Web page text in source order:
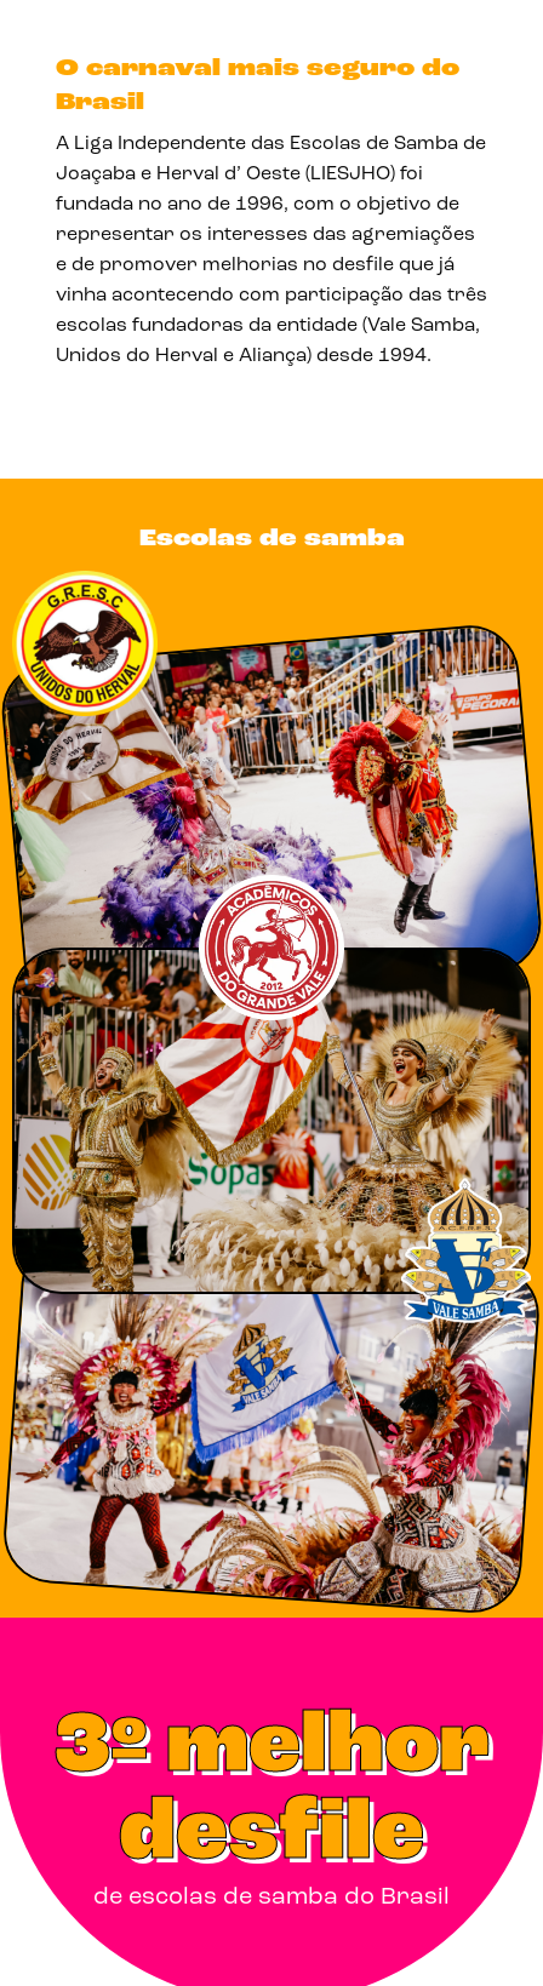
O carnaval mais seguro do
Brasil
A Liga Independente das Escolas de Samba de
Joaçaba e Herval d’ Oeste (LIESJHO) foi
fundada no ano de 1996, com o objetivo de
representar os interesses das agremiações
e de promover melhorias no desfile que já
vinha acontecendo com participação das três
escolas fundadoras da entidade (Vale Samba,
Unidos do Herval e Aliança) desde 1994.
Escolas de samba
3º melhor
desfile
de escolas de samba do Brasil